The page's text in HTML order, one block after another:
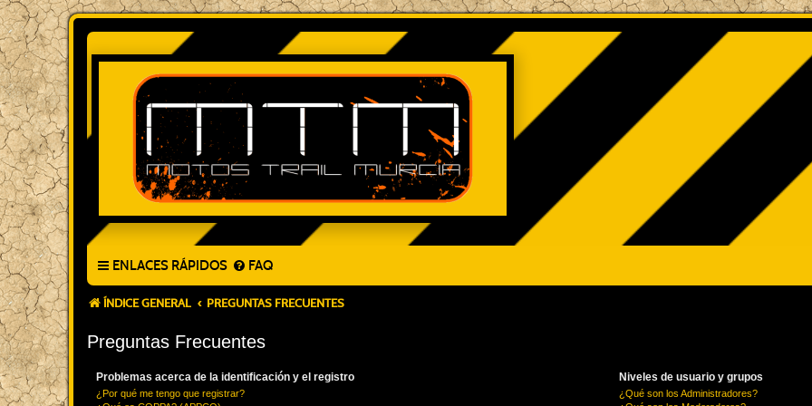
ENLACES RÁPIDOS FAQ
ÍNDICE GENERAL PREGUNTAS FRECUENTES
Preguntas Frecuentes
Problemas acerca de la identificación y el registro
¿Por qué me tengo que registrar?
Niveles de usuario y grupos
¿Qué son los Administradores?